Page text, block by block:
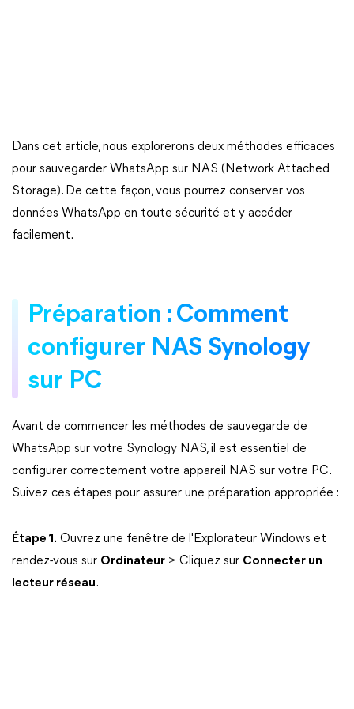
Dans cet article, nous explorerons deux méthodes efficaces
pour sauvegarder WhatsApp sur NAS (Network Attached
Storage). De cette façon, vous pourrez conserver vos
données WhatsApp en toute sécurité et y accéder
facilement.
Préparation : Comment
configurer NAS Synology
sur PC
Avant de commencer les méthodes de sauvegarde de
WhatsApp sur votre Synology NAS, il est essentiel de
configurer correctement votre appareil NAS sur votre PC.
Suivez ces étapes pour assurer une préparation appropriée :
Étape 1. Ouvrez une fenêtre de l'Explorateur Windows et
rendez-vous sur Ordinateur > Cliquez sur Connecter un
lecteur réseau.